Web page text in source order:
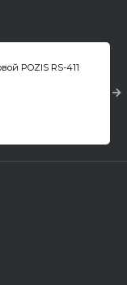
POZIS RS-411